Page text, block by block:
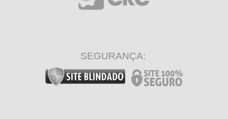
SEGURANÇA: